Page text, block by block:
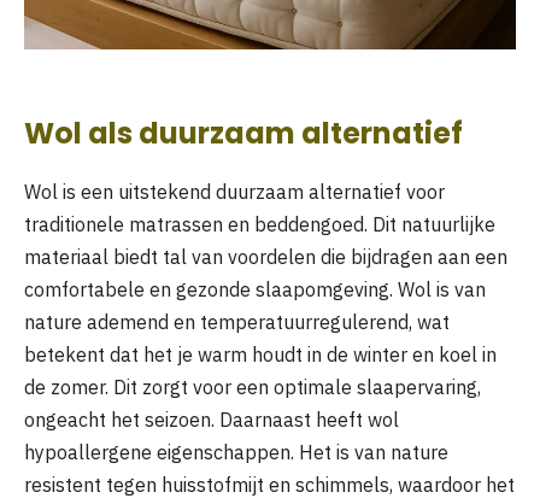
Wol als duurzaam alternatief
Wol is een uitstekend duurzaam alternatief voor
traditionele matrassen en beddengoed. Dit natuurlijke
materiaal biedt tal van voordelen die bijdragen aan een
comfortabele en gezonde slaapomgeving. Wol is van
nature ademend en temperatuurregulerend, wat
betekent dat het je warm houdt in de winter en koel in
de zomer. Dit zorgt voor een optimale slaapervaring,
ongeacht het seizoen. Daarnaast heeft wol
hypoallergene eigenschappen. Het is van nature
resistent tegen huisstofmijt en schimmels, waardoor het